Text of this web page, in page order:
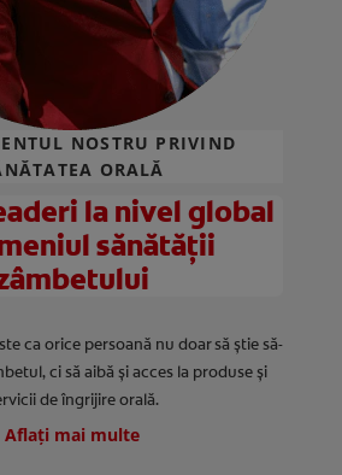
NOSTRU PRIVIND
ORALĂ
la nivel global
sănătății
ca orice persoană nu doar să știe să-
ci să aibă și acces la produse și
de îngrijire orală.
Aflați mai multe